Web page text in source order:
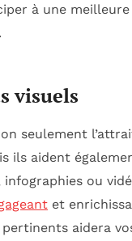
à une meilleure
visuels
seulement
ils aident
infographies ou
et
aidera